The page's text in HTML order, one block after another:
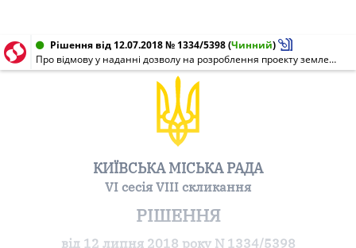
Рішення від 12.07.2018 № 1334/5398(Чинний)
Про відмову у наданні дозволу на розроблення проекту землеустрою щодо відведення земельної ділянки громадянину Головченку Миколі Володимировичу на вул. Роздільній, 1-а у Солом'янському районі м. Києва для експлуатації та обслуговування нежилого приміщення "Творча майстерня"
КИЇВСЬКА МІСЬКА РАДА
VI сесія VIII скликання
РІШЕННЯ
від 12 липня 2018 року N 1334/5398